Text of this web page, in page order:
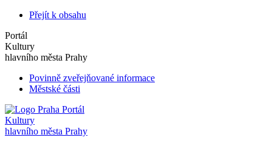
Přejít k obsahu
Portál
Kultury
hlavního města Prahy
Povinně zveřejňované informace
Městské části
Portál
Kultury
hlavního města Prahy